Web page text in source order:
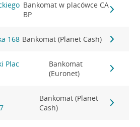
Bankomat w placówce CA
BP
168 Bankomat (Planet Cash)
Plac
Bankomat
(Euronet)
Bankomat (Planet
Cash)